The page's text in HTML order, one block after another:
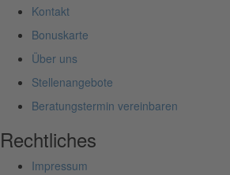
Kontakt
Bonuskarte
Über uns
Stellenangebote
Beratungstermin vereinbaren
Rechtliches
Impressum